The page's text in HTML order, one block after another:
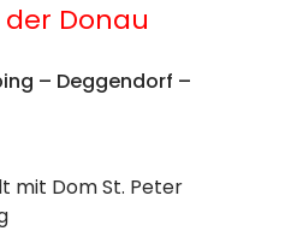
Donau
– Deggendorf –
mit Dom St. Peter